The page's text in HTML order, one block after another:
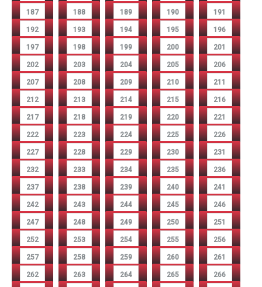
187 188 189 190 191
192 193 194 195 196
197 198 199 200 201
202 203 204 205 206
207 208 209 210 211
212 213 214 215 216
217 218 219 220 221
222 223 224 225 226
227 228 229 230 231
232 233 234 235 236
237 238 239 240 241
242 243 244 245 246
247 248 249 250 251
252 253 254 255 256
257 258 259 260 261
262 263 264 265 266